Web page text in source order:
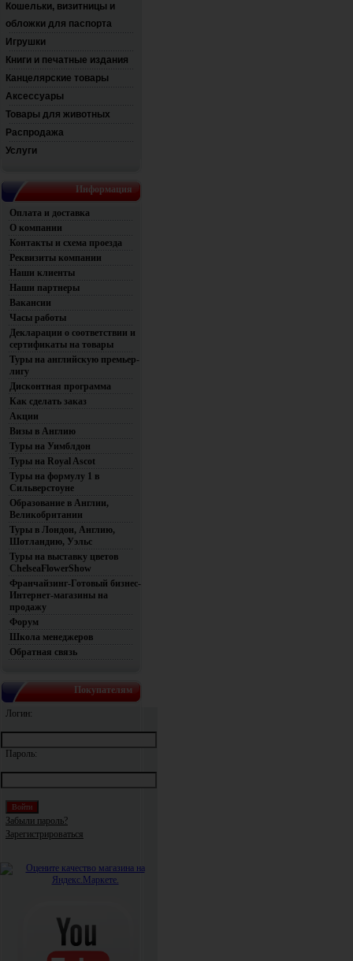
Кошельки, визитницы и
обложки для паспорта
Игрушки
Книги и печатные издания
Канцелярские товары
Аксессуары
Товары для животных
Распродажа
Услуги
Информация
Оплата и доставка
О компании
Контакты и схема проезда
Реквизиты компании
Наши клиенты
Наши партнеры
Вакансии
Часы работы
Декларации о соответствии и
сертификаты на товары
Туры на английскую премьер-
лигу
Дисконтная программа
Как сделать заказ
Акции
Визы в Англию
Туры на Уимблдон
Туры на Royal Ascot
Туры на формулу 1 в
Сильверстоуне
Образование в Англии,
Великобритании
Туры в Лондон, Англию,
Шотландию, Уэльс
Туры на выставку цветов
ChelseaFlowerShow
Франчайзинг-Готовый бизнес-
Интернет-магазины на
продажу
Форум
Школа менеджеров
Обратная связь
Покупателям
Логин:
Пароль:
Забыли пароль?
Зарегистрироваться